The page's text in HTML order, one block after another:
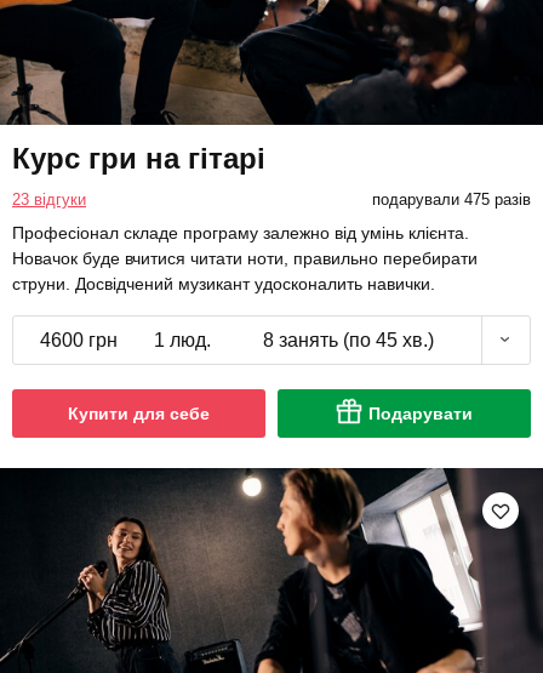
Курс гри на гітарі
23 відгуки подарували 475 разів
Професіонал складе програму залежно від умінь клієнта.
Новачок буде вчитися читати ноти, правильно перебирати
струни. Досвідчений музикант удосконалить навички.
4600 грн 1 люд. 8 занять (по 45 хв.)
Купити для себе Подарувати